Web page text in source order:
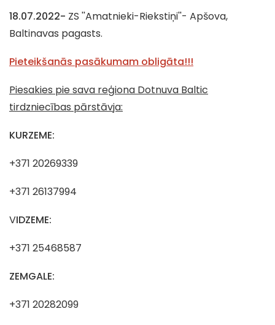
18.07.2022- ZS ''Amatnieki-Riekstiņi''- Apšova,
Baltinavas pagasts.
Pieteikšanās pasākumam obligāta!!!
Piesakies pie sava reģiona Dotnuva Baltic
tirdzniecības pārstāvja:
KURZEME:
+371 20269339
+371 26137994
VIDZEME:
+371 25468587
ZEMGALE:
+371 20282099